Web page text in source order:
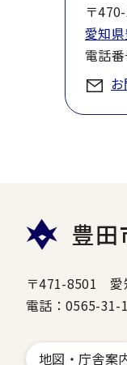
〒
愛知
電話
豊田
〒471-8501 愛
電話：0565-
地図・庁舎案